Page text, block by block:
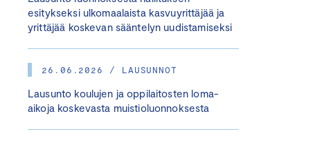
esitykseksi ulkomaalaista kasvuyrittäjää ja
yrittäjää koskevan sääntelyn uudistamiseksi
26.06.2026 / LAUSUNNOT
Lausunto koulujen ja oppilaitosten loma-
aikoja koskevasta muistioluonnoksesta